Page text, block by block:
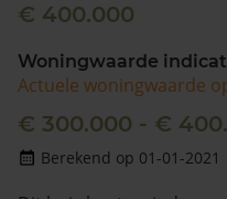
€ 400.000
Woningwaarde
Actuele woningwaarde
€ 300.000 - €
Berekend op 01-01-2021